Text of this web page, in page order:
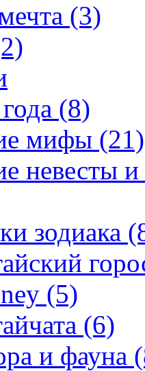
(3)
(8)
мифы (21)
невесты
зодиака
(5)
(6)
и фауна